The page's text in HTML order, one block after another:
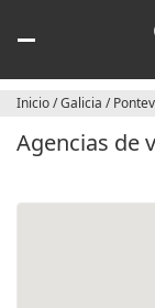
Inicio/Galicia /
Agencias de